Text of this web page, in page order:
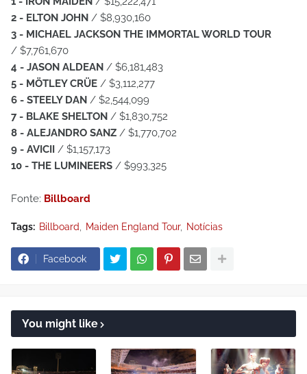
2 - ELTON JOHN / $8,930,160
3 - MICHAEL JACKSON THE IMMORTAL WORLD TOUR
/ $7,761,670
4 - JASON ALDEAN / $6,181,483
5 - MÖTLEY CRÜE / $3,112,277
6 - STEELY DAN / $2,544,099
7 - BLAKE SHELTON / $1,830,752
8 - ALEJANDRO SANZ / $1,770,702
9 - AVICII / $1,157,173
10 - THE LUMINEERS / $993,325
Fonte: Billboard
Tags: Billboard Maiden England Tour Notícias
Facebook
You might like